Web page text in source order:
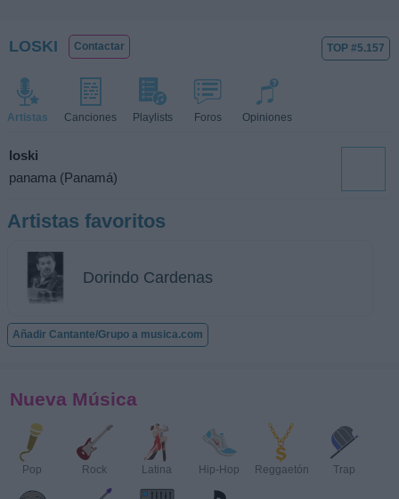
LOSKI Contactar TOP #5.157
Artistas Canciones Playlists Foros Opiniones
loski
panama (Panamá)
Artistas favoritos
Dorindo Cardenas
Añadir Cantante/Grupo a musica.com
Nueva Música
Pop Rock Latina Hip-Hop Reggaetón Trap